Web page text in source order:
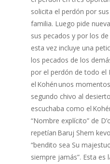
solicita el perdón por
familia. Luego pide
sus pecados y por los
esta vez incluye una
los pecados de los
por el perdón de todo el
el Kohén unos
segundo chivo al
escuchaba como el
“Nombre explícito” de
repetían Baruj Shem
“bendito sea Su
siempre jamás”. Esta es